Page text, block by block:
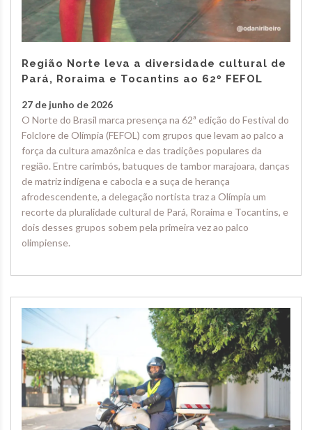
Região Norte leva a diversidade cultural de
Pará, Roraima e Tocantins ao 62º FEFOL
27 de junho de 2026
O Norte do Brasil marca presença na 62ª edição do Festival do
Folclore de Olímpia (FEFOL) com grupos que levam ao palco a
força da cultura amazônica e das tradições populares da
região. Entre carimbós, batuques de tambor marajoara, danças
de matriz indígena e cabocla e a suça de herança
afrodescendente, a delegação nortista traz a Olímpia um
recorte da pluralidade cultural de Pará, Roraima e Tocantins, e
dois desses grupos sobem pela primeira vez ao palco
olimpiense.